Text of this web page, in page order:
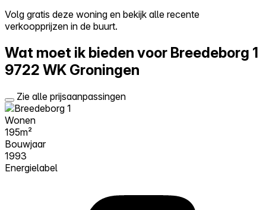
Log in
Volg gratis deze woning en bekijk alle recente
verkoopprijzen in de buurt.
Wat moet ik bieden voor Breedeborg 1
9722 WK Groningen
Zie alle prijsaanpassingen
Wonen
195m²
Bouwjaar
1993
Energielabel